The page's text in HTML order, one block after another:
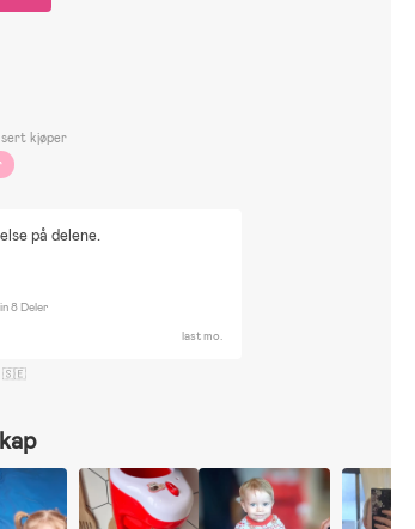
kjøper
på delene.
8 Deler
last mo.
🇸🇪